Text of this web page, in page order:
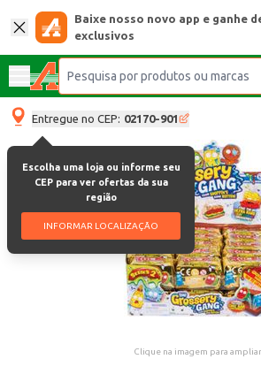
Baixe nosso novo app e ganhe
exclusivos
Entregue no CEP: 02170-901
Escolha uma loja ou informe seu
CEP para ver ofertas da sua
região
INFORMAR LOCALIZAÇÃO
Clique na imagem para ampliar.